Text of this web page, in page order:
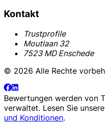
Kontakt
Trustprofile
Moutlaan 32
7523 MD Enschede
© 2026 Alle Rechte
Bewertungen werden von
verwaltet. Lesen Sie unsere
und Konditionen.